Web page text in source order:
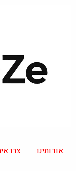
אודותינו צרו